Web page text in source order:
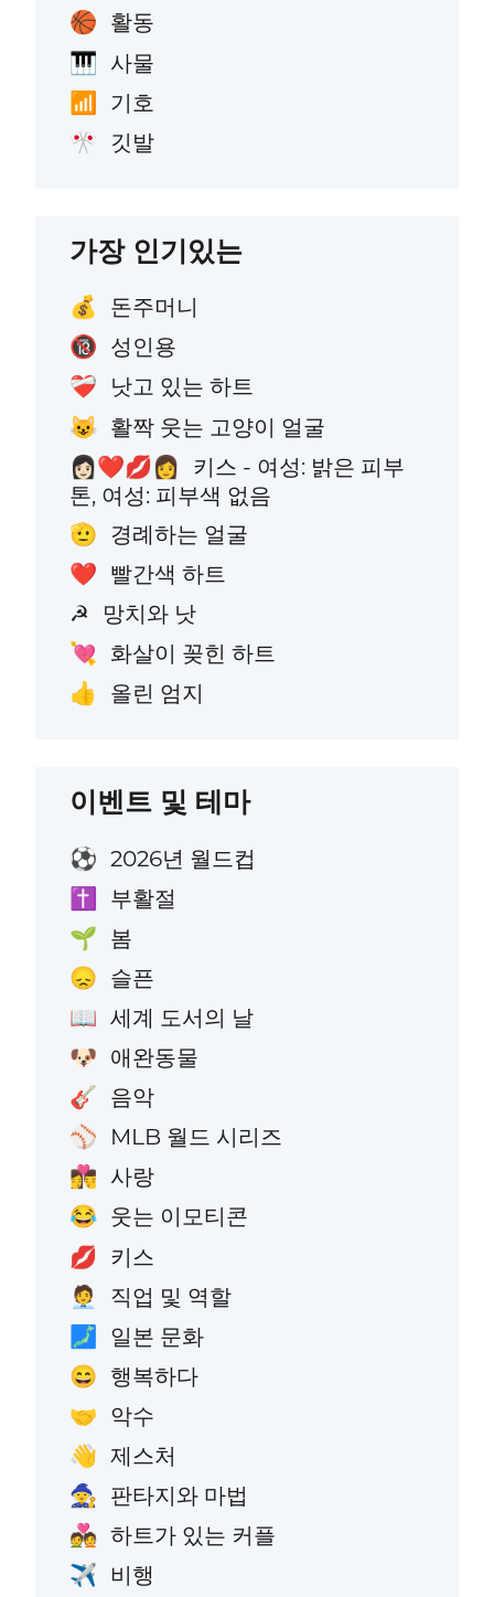
🏀 활동
🎹 사물
📶 기호
🎌 깃발
가장 인기있는
💰 돈주머니
🔞 성인용
❤️‍🩹 낫고 있는 하트
😺 활짝 웃는 고양이 얼굴
👩🏻‍❤️‍💋‍👩
키스 - 여성: 밝은 피부
톤, 여성: 피부색 없음
🫡 경례하는 얼굴
❤️ 빨간색 하트
☭ 망치와 낫
💘 화살이 꽂힌 하트
👍 올린 엄지
이벤트 및 테마
⚽ 2026년 월드컵
✝️ 부활절
🌱 봄
😞 슬픈
📖 세계 도서의 날
🐶 애완동물
🎸 음악
⚾ MLB 월드 시리즈
👩‍❤️‍💋‍👨 사랑
😂 웃는 이모티콘
💋 키스
🧑‍💼 직업 및 역할
🗾 일본 문화
😄 행복하다
🤝 악수
👋 제스처
🧙 판타지와 마법
💑 하트가 있는 커플
✈️ 비행